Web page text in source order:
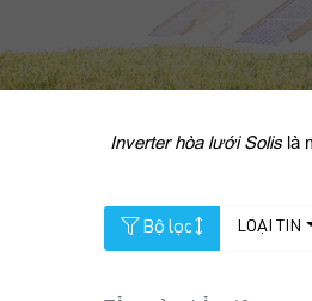
Inverter hòa lưới Solis là
Bộ lọc LOẠI TIN